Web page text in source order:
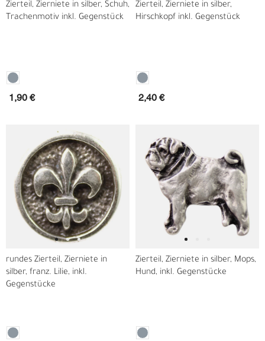
Zierteil, Zierniete in silber, Schuh,
Trachenmotiv inkl. Gegenstück
1,90 €
Zierteil, Zierniete in silber,
Hirschkopf inkl. Gegenstück
2,40 €
rundes Zierteil, Zierniete in
silber, franz. Lilie, inkl.
Gegenstücke
Zierteil, Zierniete in silber, Mops,
Hund, inkl. Gegenstücke